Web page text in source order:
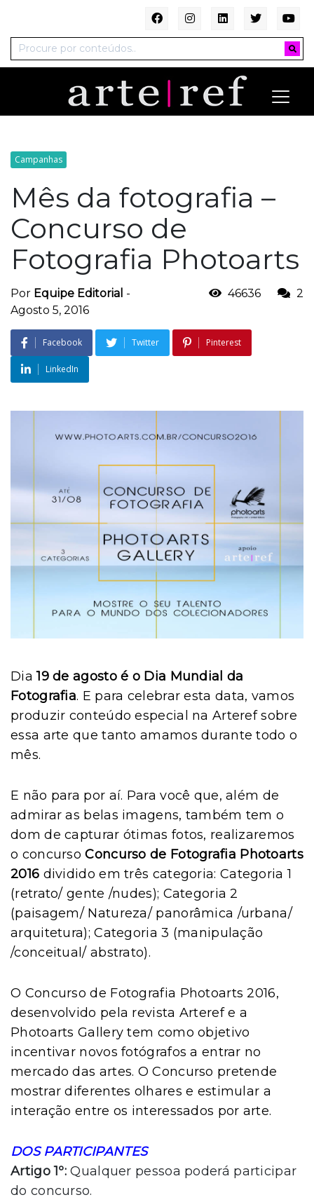
Campanhas
Mês da fotografia –
Concurso de
Fotografia Photoarts
Por Equipe Editorial -
Agosto 5, 2016
46636 2
Facebook Twitter Pinterest
LinkedIn
Dia19 de agosto é o Dia Mundial da
Fotografia. E para celebrar esta data, vamos
produzir conteúdo especial na Arteref sobre
essa arte que tanto amamos durante todo o
mês.
E não para por aí. Para você que, além de
admirar as belas imagens, também tem o
dom de capturar ótimas fotos, realizaremos
o concursoConcurso de Fotografia Photoarts
2016 dividido em três categoria: Categoria 1
(retrato/ gente /nudes); Categoria 2
(paisagem/ Natureza/ panorâmica /urbana/
arquitetura); Categoria 3 (manipulação
/conceitual/ abstrato).
O Concurso de Fotografia Photoarts 2016,
desenvolvido pela revista Arteref e a
Photoarts Gallery tem como objetivo
incentivar novos fotógrafos a entrar no
mercado das artes. O Concurso pretende
mostrar diferentes olhares e estimular a
interação entre os interessados por arte.
DOS PARTICIPANTES
Artigo 1º: Qualquer pessoa poderá participar
do concurso.